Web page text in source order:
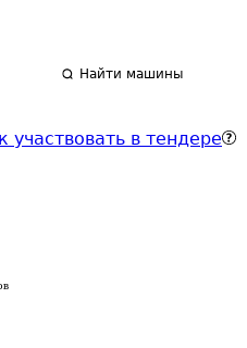
Найти машины
участвовать в тендере